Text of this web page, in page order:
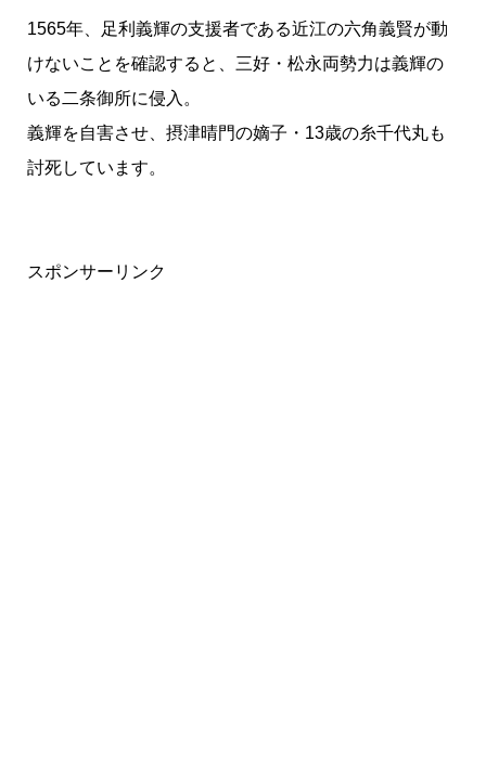
1565年、足利義輝の支援者である近江の六角義賢が動
けないことを確認すると、三好・松永両勢力は義輝の
いる二条御所に侵入。
義輝を自害させ、摂津晴門の嫡子・13歳の糸千代丸も
討死しています。
スポンサーリンク